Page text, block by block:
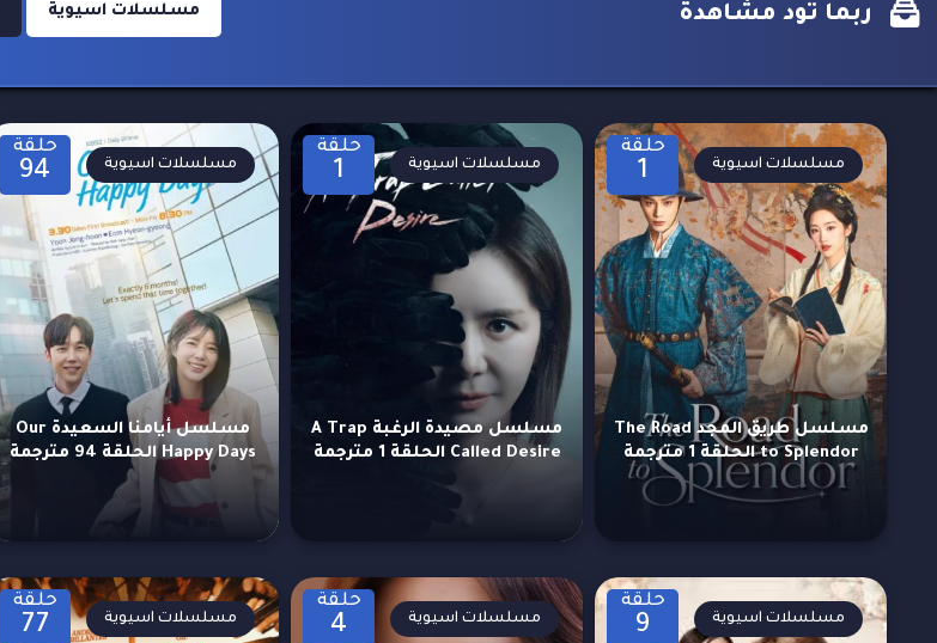
ربما تود مشاهدة مسلسلات اسيوية
حلقة
1
مسلسل طريق المجد The Road
to Splendor الحلقة 1 مترجمة
مسلسلات اسيوية
حلقة
1
مسلسل مصيدة الرغبة A Trap
Called Desire الحلقة 1 مترجمة
مسلسلات اسيوية
حلقة
94
مسلسل أيامنا السعيدة Our
Happy Days الحلقة 94 مترجمة
مسلسلات اسيوية
حلقة
9 مسلسلات اسيوية
حلقة
4 مسلسلات اسيوية
حلقة
77 مسلسلات اسيوية